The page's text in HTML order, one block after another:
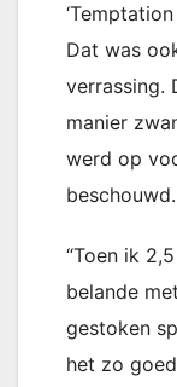
Dat was
verrassing.
manier
werd op
beschouwd.
“Toen ik
belande
gestoken
het zo